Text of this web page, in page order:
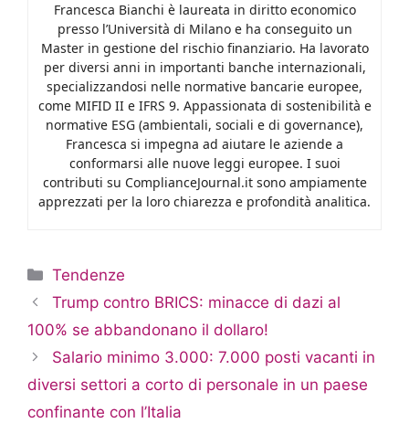
Francesca Bianchi è laureata in diritto economico
presso l’Università di Milano e ha conseguito un
Master in gestione del rischio finanziario. Ha lavorato
per diversi anni in importanti banche internazionali,
specializzandosi nelle normative bancarie europee,
come MIFID II e IFRS 9. Appassionata di sostenibilità e
normative ESG (ambientali, sociali e di governance),
Francesca si impegna ad aiutare le aziende a
conformarsi alle nuove leggi europee. I suoi
contributi su ComplianceJournal.it sono ampiamente
apprezzati per la loro chiarezza e profondità analitica.
Categorie
Tendenze
Trump contro BRICS: minacce di dazi al
100% se abbandonano il dollaro!
Salario minimo 3.000: 7.000 posti vacanti in
diversi settori a corto di personale in un paese
confinante con l’Italia